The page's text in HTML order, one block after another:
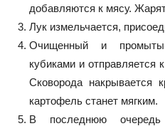
добавляются к мясу.
Лук измельчается,
Очищенный и
кубиками и отправляется
Сковорода накрывается
картофель станет мягким.
В последнюю